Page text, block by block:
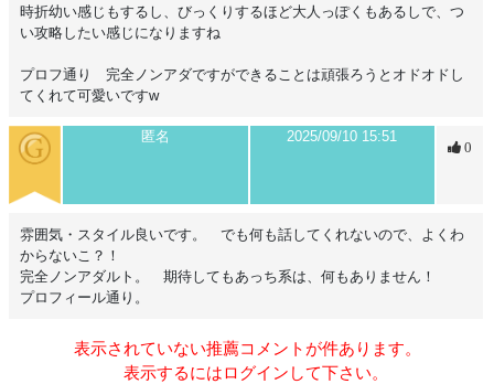
時折幼い感じもするし、びっくりするほど大人っぽくもあるしで、つ
い攻略したい感じになりますね
プロフ通り 完全ノンアダですができることは頑張ろうとオドオドし
てくれて可愛いですw
匿名 2025/09/10 15:51
0
雰囲気・スタイル良いです。 でも何も話してくれないので、よくわ
からないこ？！
完全ノンアダルト。 期待してもあっち系は、何もありません！
プロフィール通り。
表示されていない推薦コメントが件あります。
表示するにはログインして下さい。